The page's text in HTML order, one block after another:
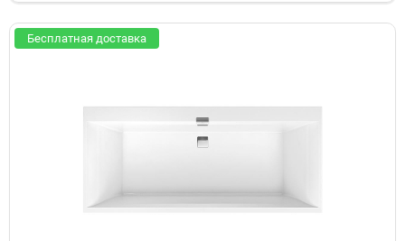
Бесплатная доставка